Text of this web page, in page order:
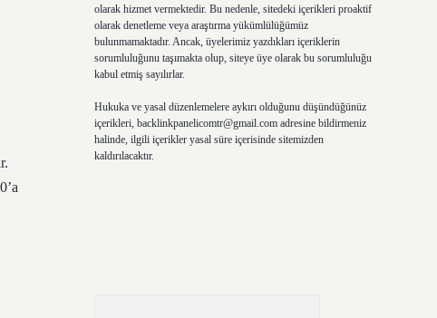
olarak hizmet vermektedir. Bu nedenle, sitedeki içerikleri proaktif
olarak denetleme veya araştırma yükümlülüğümüz
bulunmamaktadır. Ancak, üyelerimiz yazdıkları içeriklerin
sorumluluğunu taşımakta olup, siteye üye olarak bu sorumluluğu
kabul etmiş sayılırlar.
Hukuka ve yasal düzenlemelere aykırı olduğunu düşündüğünüz
içerikleri, backlinkpanelicomtr@gmail.comadresine bildirmeniz
halinde, ilgili içerikler yasal süre içerisinde sitemizden
kaldırılacaktır.